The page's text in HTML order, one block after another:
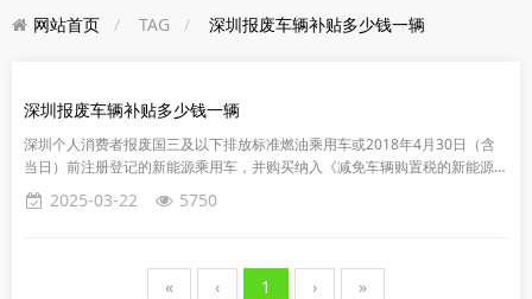
网站首页 TAG 深圳报废车辆补贴多少钱一辆
深圳报废车辆补贴多少钱一辆
深圳个人消费者报废国三及以下排放标准燃油乘用车或2018年4月30日（含
当日）前注册登记的新能源乘用车，并购买纳入《减免车辆购置税的新能源汽
车车型目录》的新能源乘用车或2.0升及以下排量燃油乘用车，补...
2025-03-22 5750
« ‹ 1 › »